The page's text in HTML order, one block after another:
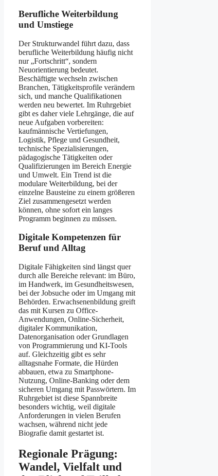
Berufliche Weiterbildung
und Umstiege
Der Strukturwandel führt dazu, dass
berufliche Weiterbildung häufig nicht
nur „Fortschritt“, sondern
Neuorientierung bedeutet.
Beschäftigte wechseln zwischen
Branchen, Tätigkeitsprofile verändern
sich, und manche Qualifikationen
werden neu bewertet. Im Ruhrgebiet
gibt es daher viele Lehrgänge, die auf
neue Aufgaben vorbereiten:
kaufmännische Vertiefungen,
Logistik, Pflege und Gesundheit,
technische Spezialisierungen,
pädagogische Tätigkeiten oder
Qualifizierungen im Bereich Energie
und Umwelt. Ein Trend ist die
modulare Weiterbildung, bei der
einzelne Bausteine zu einem größeren
Ziel zusammengesetzt werden
können, ohne sofort ein langes
Programm beginnen zu müssen.
Digitale Kompetenzen für
Beruf und Alltag
Digitale Fähigkeiten sind längst quer
durch alle Bereiche relevant: im Büro,
im Handwerk, im Gesundheitswesen,
bei der Jobsuche oder im Umgang mit
Behörden. Erwachsenenbildung greift
das mit Kursen zu Office-
Anwendungen, Online-Sicherheit,
digitaler Kommunikation,
Datenorganisation oder Grundlagen
von Programmierung und KI-Tools
auf. Gleichzeitig gibt es sehr
alltagsnahe Formate, die Hürden
abbauen, etwa zu Smartphone-
Nutzung, Online-Banking oder dem
sicheren Umgang mit Passwörtern. Im
Ruhrgebiet ist diese Spannbreite
besonders wichtig, weil digitale
Anforderungen in vielen Berufen
wachsen, während nicht jede
Biografie damit gestartet ist.
Regionale Prägung:
Wandel, Vielfalt und